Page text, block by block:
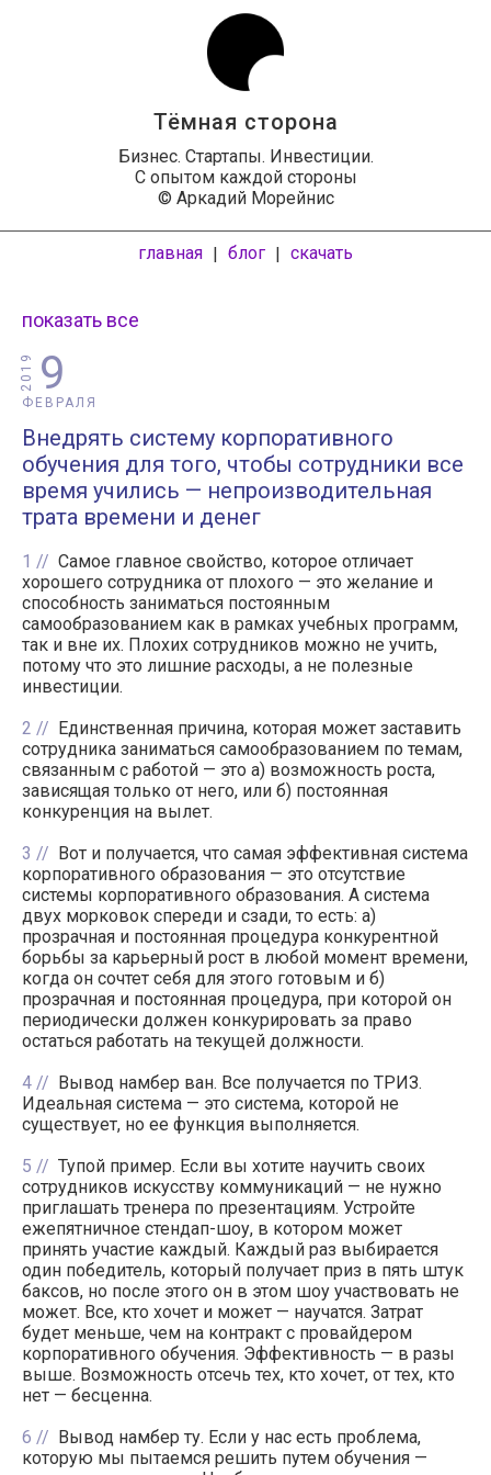
Тёмная сторона
Бизнес. Стартапы. Инвестиции.
С опытом каждой стороны
© Аркадий Морейнис
главная | блог | скачать
показать все
9
ФЕВРАЛЯ
2019
Внедрять систему корпоративного
обучения для того, чтобы сотрудники все
время учились — непроизводительная
трата времени и денег
1
Самое главное свойство, которое отличает
хорошего сотрудника от плохого — это желание и
способность заниматься постоянным
самообразованием как в рамках учебных программ,
так и вне их. Плохих сотрудников можно не учить,
потому что это лишние расходы, а не полезные
инвестиции.
2
Единственная причина, которая может заставить
сотрудника заниматься самообразованием по темам,
связанным с работой — это а) возможность роста,
зависящая только от него, или б) постоянная
конкуренция на вылет.
3
Вот и получается, что самая эффективная система
корпоративного образования — это отсутствие
системы корпоративного образования. А система
двух морковок спереди и сзади, то есть: а)
прозрачная и постоянная процедура конкурентной
борьбы за карьерный рост в любой момент времени,
когда он сочтет себя для этого готовым и б)
прозрачная и постоянная процедура, при которой он
периодически должен конкурировать за право
остаться работать на текущей должности.
4
Вывод намбер ван. Все получается по ТРИЗ.
Идеальная система — это система, которой не
существует, но ее функция выполняется.
5
Тупой пример. Если вы хотите научить своих
сотрудников искусству коммуникаций — не нужно
приглашать тренера по презентациям. Устройте
ежепятничное стендап-шоу, в котором может
принять участие каждый. Каждый раз выбирается
один победитель, который получает приз в пять штук
баксов, но после этого он в этом шоу участвовать не
может. Все, кто хочет и может — научатся. Затрат
будет меньше, чем на контракт с провайдером
корпоративного обучения. Эффективность — в разы
выше. Возможность отсечь тех, кто хочет, от тех, кто
нет — бесценна.
6
Вывод намбер ту. Если у нас есть проблема,
которую мы пытаемся решить путем обучения —